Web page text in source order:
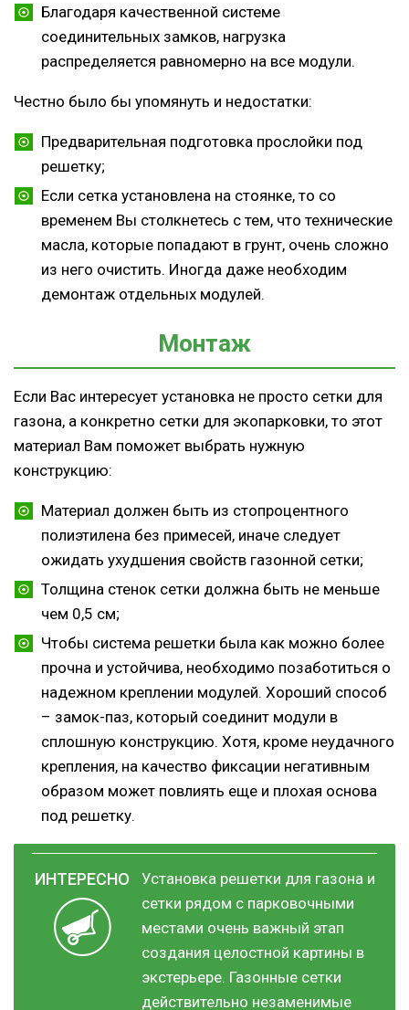
Благодаря качественной системе
соединительных замков, нагрузка
распределяется равномерно на все модули.
Честно было бы упомянуть и недостатки:
Предварительная подготовка прослойки под
решетку;
Если сетка установлена на стоянке, то со
временем Вы столкнетесь с тем, что технические
масла, которые попадают в грунт, очень сложно
из него очистить. Иногда даже необходим
демонтаж отдельных модулей.
Монтаж
Если Вас интересует установка не просто сетки для
газона, а конкретно сетки для экопарковки, то этот
материал Вам поможет выбрать нужную
конструкцию:
Материал должен быть из стопроцентного
полиэтилена без примесей, иначе следует
ожидать ухудшения свойств газонной сетки;
Толщина стенок сетки должна быть не меньше
чем 0,5 см;
Чтобы система решетки была как можно более
прочна и устойчива, необходимо позаботиться о
надежном креплении модулей. Хороший способ
– замок-паз, который соединит модули в
сплошную конструкцию. Хотя, кроме неудачного
крепления, на качество фиксации негативным
образом может повлиять еще и плохая основа
под решетку.
Установка решетки для газона и
сетки рядом с парковочными
местами очень важный этап
создания целостной картины в
экстерьере. Газонные сетки
действительно незаменимые